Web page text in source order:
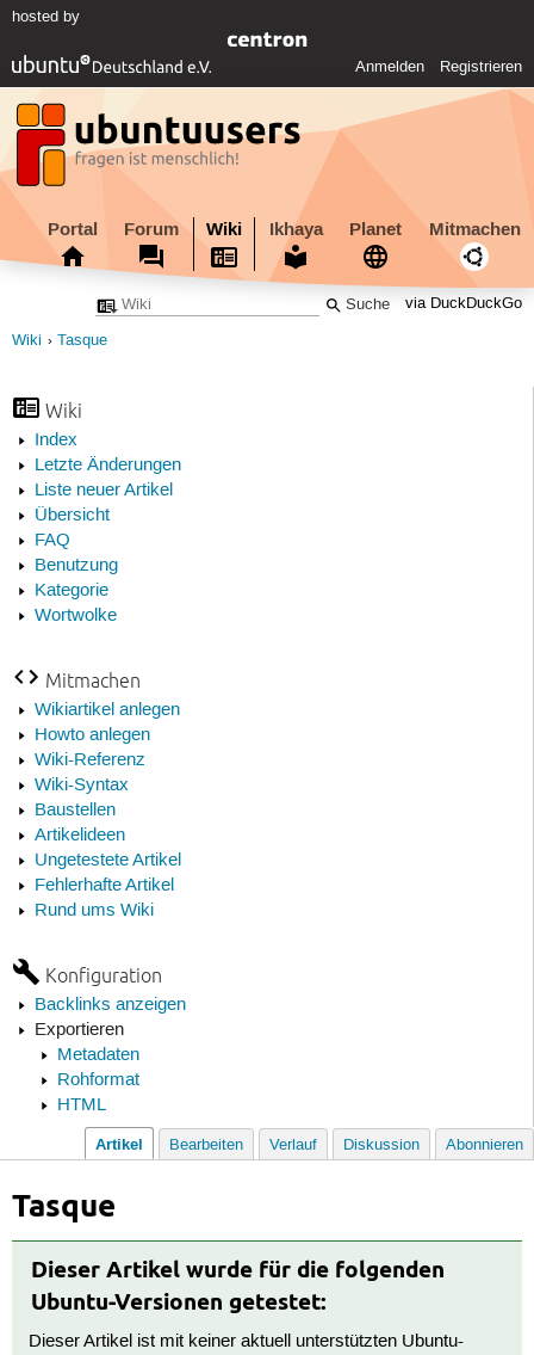
hosted by
Anmelden Registrieren
Portal Forum Wiki Ikhaya Planet Mitmachen
via DuckDuckGo
Wiki Tasque
Wiki
Index
Letzte Änderungen
Liste neuer Artikel
Übersicht
FAQ
Benutzung
Kategorie
Wortwolke
Mitmachen
Wikiartikel anlegen
Howto anlegen
Wiki-Referenz
Wiki-Syntax
Baustellen
Artikelideen
Ungetestete Artikel
Fehlerhafte Artikel
Rund ums Wiki
Konfiguration
Backlinks anzeigen
Exportieren
Metadaten
Rohformat
HTML
Artikel Bearbeiten Verlauf Diskussion Abonnieren
Tasque
Dieser Artikel wurde für die folgenden
Ubuntu-Versionen getestet:
Dieser Artikel ist mit keiner aktuell unterstützten Ubuntu-